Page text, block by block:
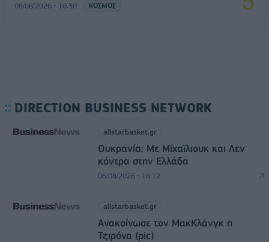
06/08/2026 - 10:30 ΚΟΣΜΟΣ
DIRECTION BUSINESS NETWORK
allstarbasket.gr
Ουκρανία: Με Μίχαϊλιουκ και Λεν
κόντρα στην Ελλάδα
06/08/2026 - 18:12
allstarbasket.gr
Ανακοίνωσε τον ΜακΚλάνγκ η
Τζιρόνα (pic)